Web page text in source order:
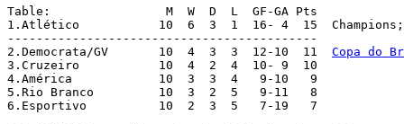
Table:                M  W  D  L  GF-GA Pts
1.Atlético	     10  6  3  1  16- 4  15
-------------------------------------------
2.Democrata/GV	     10  4  3  3  12-10  11 Copa do
3.Cruzeiro	     10  4  2  4  10- 9  10
4.América	     10  3  3  4   9-10   9
5.Rio Branco	     10  3  2  5   9-11   8
6.Esportivo	     10  2  3  5   7-19   7